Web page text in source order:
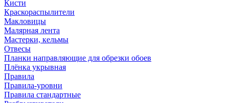
Кисти
Краскораспылители
Макловицы
Малярная лента
Мастерки, кельмы
Отвесы
Планки направляющие для обрезки обоев
Плёнка укрывная
Правила
Правила-уровни
Правила стандартные